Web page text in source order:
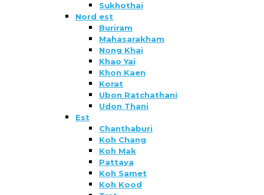
Sukhothai
Nord est
Buriram
Mahasarakham
Nong Khai
Khao Yai
Khon Kaen
Korat
Ubon Ratchathani
Udon Thani
Est
Chanthaburi
Koh Chang
Koh Mak
Pattaya
Koh Samet
Koh Kood